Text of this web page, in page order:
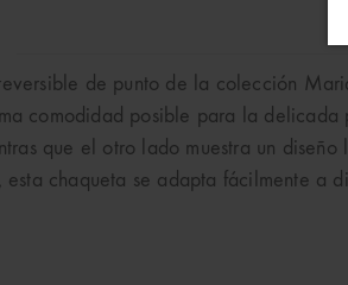
de punto de la colección
comodidad posible para la delicada
que el otro lado muestra un
esta chaqueta se adapta fácilmente a